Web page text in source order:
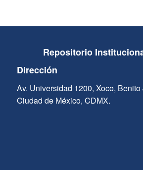
Repositorio
Dirección
Av. Universidad 1200, Xoco,
Ciudad de México, CDMX.